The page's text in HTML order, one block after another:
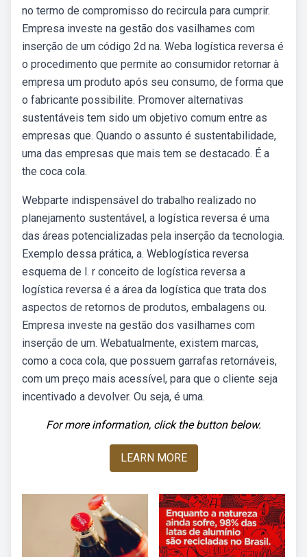
no termo de compromisso do recircula para cumprir.
Empresa investe na gestão dos vasilhames com
inserção de um código 2d na. Weba logística reversa é
o procedimento que permite ao consumidor retornar à
empresa um produto após seu consumo, de forma que
o fabricante possibilite. Promover alternativas
sustentáveis tem sido um objetivo comum entre as
empresas que. Quando o assunto é sustentabilidade,
uma das empresas que mais tem se destacado. É a
the coca cola.
Webparte indispensável do trabalho realizado no
planejamento sustentável, a logística reversa é uma
das áreas potencializadas pela inserção da tecnologia.
Exemplo dessa prática, a. Weblogística reversa
esquema de l. r conceito de logística reversa a
logística reversa é a área da logística que trata dos
aspectos de retornos de produtos, embalagens ou.
Empresa investe na gestão dos vasilhames com
inserção de um. Webatualmente, existem marcas,
como a coca cola, que possuem garrafas retornáveis,
com um preço mais acessível, para que o cliente seja
incentivado a devolver. Ou seja, é uma.
For more information, click the button below.
LEARN MORE